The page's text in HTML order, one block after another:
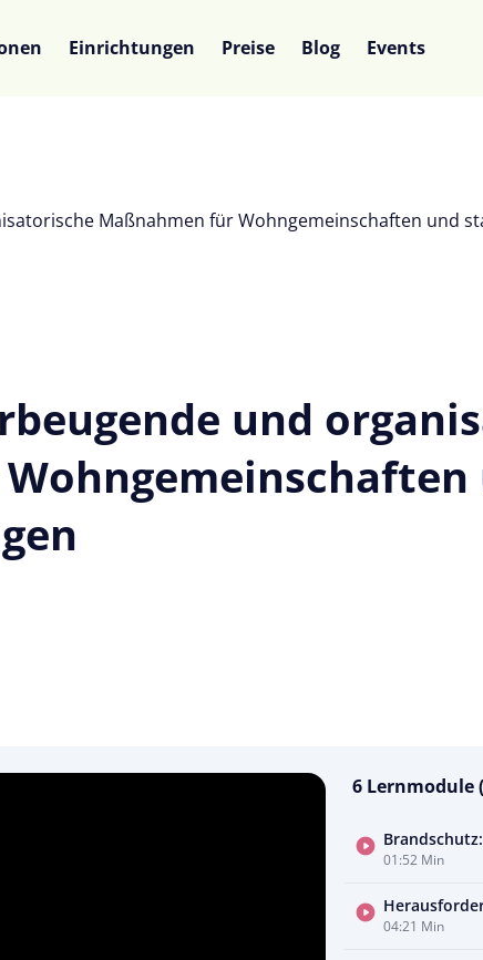
Einrichtungen Preise Blog Events
Maßnahmen für Wohngemeinschaften und
und
6 Lernmodule
01:52 Min
04:21 Min